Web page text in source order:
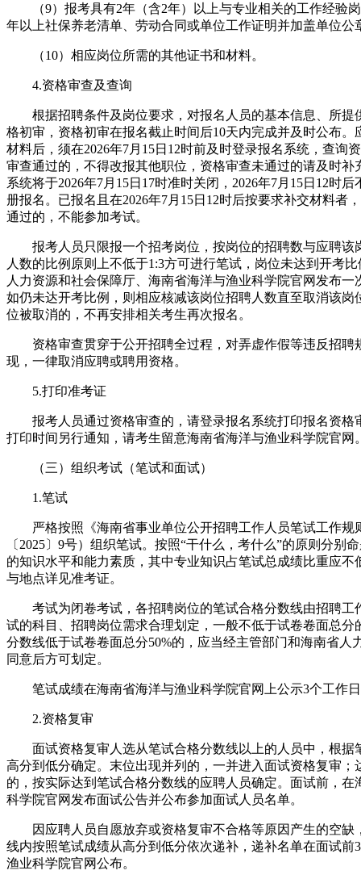
（9）报考具有2年（含2年）以上与专业相关的工作经验
年以上社保养老清单、劳动合同或单位工作证明并加盖单位公
（10）相应岗位所需的其他证书和材料。
4.资格审查及查询
根据招聘条件及岗位要求，对报名人员的基本信息、所提
格初审，资格初审在报名截止时间后10天内完成并及时公布。
材料后，须在2026年7月15日12时前及时登录报名系统，查询
审查通过的，不得改报其他职位，资格审查未通过的请及时补
系统将于2026年7月15日17时准时关闭，2026年7月15日12时
册报名。已报名且在2026年7月15日12时后按要求补交材料者
通过的，不能参加考试。
报考人员只限报一个招考岗位，按岗位的招聘数与应聘该
人数的比例原则上不低于1:3方可进行笔试，岗位未达到开考
人力资源和社会保障厅、海南省海洋与渔业科学院官网发布一
如仍未达开考比例，则相应核减该岗位招聘人数直至取消该岗
位被取消的，不再安排相关考生再次报名。
资格审查贯穿于公开招聘全过程，对弄虚作假等违反招聘
现，一律取消应聘或聘用资格。
5.打印准考证
报考人员通过资格审查的，请登录报名系统打印报名资格
打印时间另行通知，请考生留意海南省海洋与渔业科学院官网
（三）组织考试（笔试和面试）
1.笔试
严格按照《海南省事业单位公开招聘工作人员笔试工作规
〔2025〕9号）组织笔试。按照“干什么，考什么”的原则分别
的知识水平和能力素质，其中专业知识占笔试总成绩比重应不
与地点详见准考证。
考试为闭卷考试，各招聘岗位的笔试合格分数线由招聘工
试的科目、招聘岗位需求合理划定，一般不低于试卷卷面总分
分数线低于试卷卷面总分50%的，应当经主管部门和海南省人
同意后方可划定。
笔试成绩在海南省海洋与渔业科学院官网上公示3个工作
2.资格复审
面试资格复审人选从笔试合格分数线以上的人员中，根据
高分到低分确定。末位出现并列的，一并进入面试资格复审；
的，按实际达到笔试合格分数线的应聘人员确定。面试前，在
科学院官网发布面试公告并公布参加面试人员名单。
因应聘人员自愿放弃或资格复审不合格等原因产生的空缺
线内按照笔试成绩从高分到低分依次递补，递补名单在面试前
渔业科学院官网公布。